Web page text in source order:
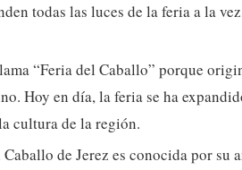
todas las luces de la feria a la
“Feria del Caballo” porque
Hoy en día, la feria se ha
cultura de la región.
de Jerez es conocida por su